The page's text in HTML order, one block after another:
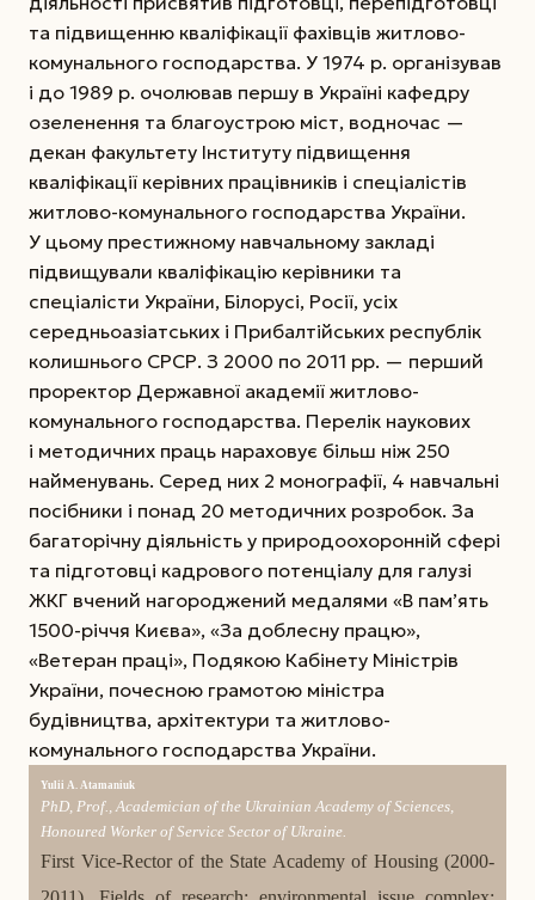
та підвищенню кваліфікації фахівців житлово-
комунального господарства. У 1974 р. організував
і до 1989 р. очолював першу в Україні кафедру
озеленення та благоустрою міст, водночас —
декан факультету Інституту підвищення
кваліфікації керівних працівників і спеціалістів
житлово-комунального господарства України.
У цьому престижному навчальному закладі
підвищували кваліфікацію керівники та
спеціалісти України, Білорусі, Росії, усіх
середньоазіатських і Прибалтійських республік
колишнього СРСР. З 2000 по 2011 рр. — перший
проректор Державної академії житлово-
комунального господарства. Перелік наукових
і методичних праць нараховує більш ніж 250
найменувань. Серед них 2 монографії, 4 навчальні
посібники і понад 20 методичних розробок. За
багаторічну діяльність у природоохоронній сфері
та підготовці кадрового потенціалу для галузі
ЖКГ вчений нагороджений медалями «В пам’ять
1500-річчя Києва», «За доблесну працю»,
«Ветеран праці», Подякою Кабінету Міністрів
України, почесною грамотою міністра
будівництва, архітектури та житлово-
комунального господарства України.
Yulii A. Atamaniuk
PhD, Prof., Academician of the Ukrainian Academy of Sciences,
Honoured Worker of Service Sector of Ukraine.
First Vice-Rector of the State Academy of Housing (2000-